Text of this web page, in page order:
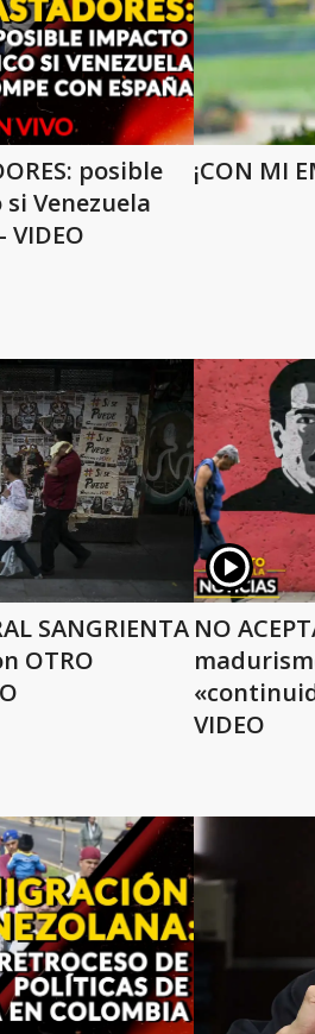
posible
Venezuela
VIDEO
¡CON MI
SANGRIENTA
OTRO
NO
VIDEO